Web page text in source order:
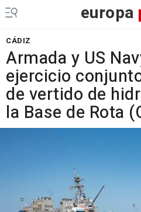
europa
CÁDIZ
Armada y US
ejercicio
de vertido de
la Base de Rota